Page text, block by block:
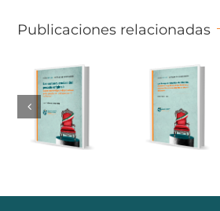
Publicaciones relacionadas